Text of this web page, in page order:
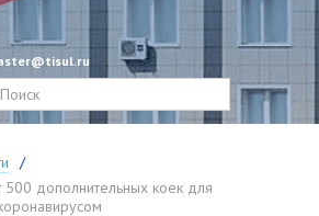
500 дополнительных коек для